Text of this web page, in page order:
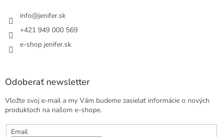
info@jenifer.sk
+421 949 000 569
e-shop jenifer.sk
Odoberať newsletter
Vložte svoj e-mail a my Vám budeme zasielať informácie o nových
produktoch na našom e-shope.
Email